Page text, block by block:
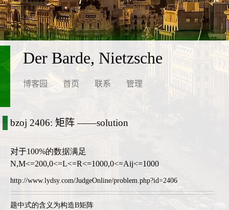
Der Barde, Nietzsche
博客园 首页 联系 管理
bzoj 2406: 矩阵 ——solution
对于100%的数据满足
N,M<=200,0<=L<=R<=1000,0<=Aij<=1000
http://www.lydsy.com/JudgeOnline/problem.php?id=2406
题中式的含义为构造B矩阵